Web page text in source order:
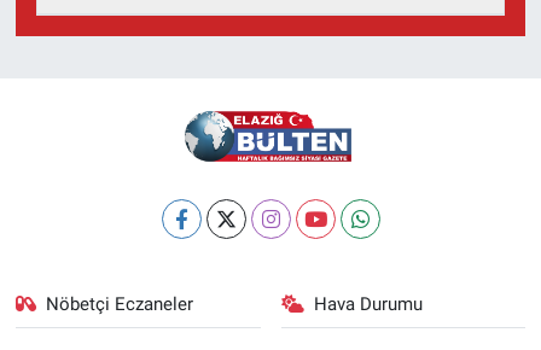
Nöbetçi Eczaneler Hava Durumu